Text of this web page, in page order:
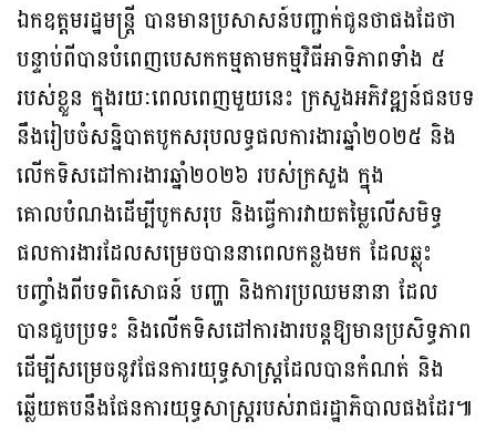
ឯកឧត្តមរដ្ឋមន្ដ្រី បានមានប្រសាសន៍បញ្ជាក់ជូនថាផងដែថា
បន្ទាប់ពីបានបំពេញបេសកកម្មតាមកម្មវិធីអាទិភាពទាំង ៥
របស់ខ្លួន ក្នុងរយៈពេលពេញមួយនេះ ក្រសួងអភិវឌ្ឍន៍ជនបទ
នឹងរៀបចំសន្និបាតបូកសរុបលទ្ធផលការងារឆ្នាំ២០២៥ និង
លើកទិសដៅការងារឆ្នាំ២០២៦ របស់ក្រសួង ក្នុង
គោលបំណងដើម្បីបូកសរុប និងធ្វើការវាយតម្លៃលើសមិទ្ធ
ផលការងារដែលសម្រេចបាននាពេលកន្លងមក ដែលឆ្លុះ
បញ្ចាំងពីបទពិសោធន៍ បញ្ហា និងការប្រឈមនានា ដែល
បានជួបប្រទះ និងលើកទិសដៅការងារបន្ដឱ្យមានប្រសិទ្ធភាព
ដើម្បីសម្រេចនូវផែនការយុទ្ធសាស្ដ្រដែលបានកំណត់ និង
ឆ្លើយតបនឹងផែនការយុទ្ធសាស្ដ្ររបស់រាជរដ្ឋាភិបាលផងដែរ៕